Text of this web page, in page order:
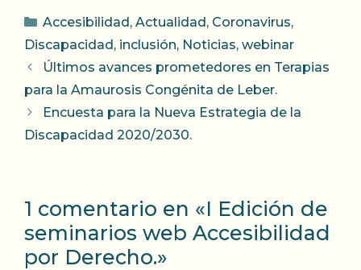
Categorías
Accesibilidad, Actualidad, Coronavirus,
Discapacidad, inclusión, Noticias, webinar
Últimos avances prometedores en Terapias
para la Amaurosis Congénita de Leber.
Encuesta para la Nueva Estrategia de la
Discapacidad 2020/2030.
1 comentario en «I Edición de
seminarios web Accesibilidad
por Derecho.»